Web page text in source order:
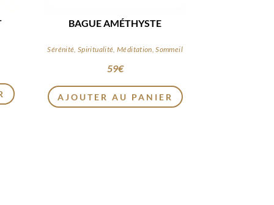
BAGUE AMÉTHYSTE
Sérénité, Spiritualité, Méditation, Sommeil
59€
AJOUTER AU PANIER